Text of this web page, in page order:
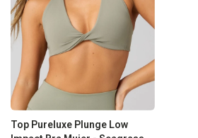
Top Pureluxe Plunge Low